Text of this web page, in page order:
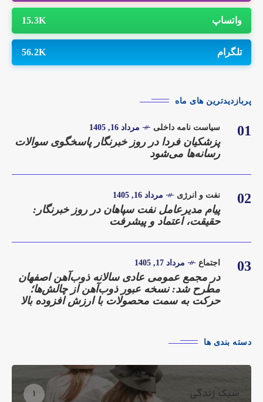
واتساپ 15.3K
تلگرام 56.2K
پربازدیدترین های ماه
01 سیاست نامه داخلی مرداد 16, 1405
پزشکیان فردا در روز خبرنگار پاسخگوی سوالات
رسانه‌ها می‌شود
02 نفت و انرژی مرداد 16, 1405
پیام مدیرعامل نفت سپاهان در روز خبرنگار:
حقیقت، اعتماد و پیشرفت
03 اجتماع مرداد 17, 1405
در مجمع عمومی عادی سالانه ذوب‌آهن اصفهان
مطرح شد: نسخه عبور ذوب‌آهن از چالش‌ها؛
حرکت به سمت محصولات با ارزش افزوده بالا
دسته بندی ها
سبک زندگی 1